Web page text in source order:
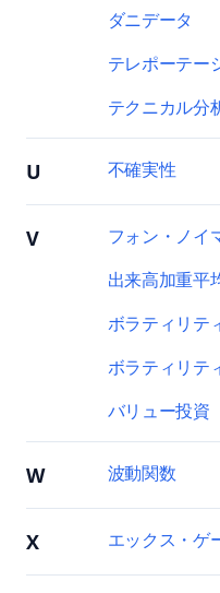
ダニデータ
テレポーテー
テクニカル分
U 不確実性
V
フォン・ノイ
出来高加重平
ボラティリテ
ボラティリテ
バリュー投資
W 波動関数
X エックス・ゲ